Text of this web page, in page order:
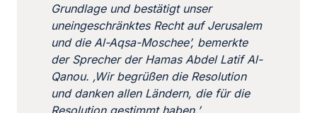
Grundlage und bestätigt unser
uneingeschränktes Recht auf Jerusalem
und die Al-Aqsa-Moschee’, bemerkte
der Sprecher der Hamas Abdel Latif Al-
Qanou. ‚Wir begrüßen die Resolution
und danken allen Ländern, die für die
Resolution gestimmt haben.’